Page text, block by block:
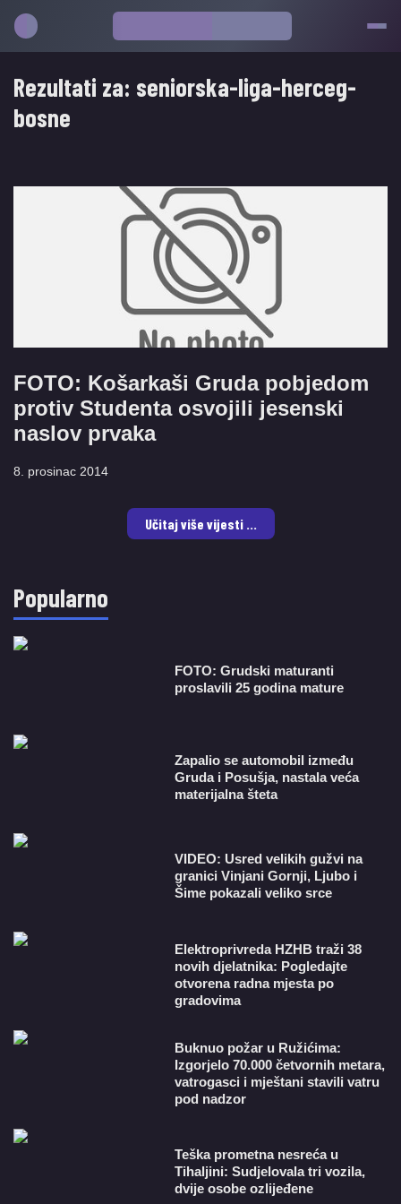
Rezultati za: seniorska-liga-herceg-
bosne
FOTO: Košarkaši Gruda pobjedom
protiv Studenta osvojili jesenski
naslov prvaka
8. prosinac 2014
Učitaj više vijesti ...
Popularno
FOTO: Grudski maturanti
proslavili 25 godina mature
Zapalio se automobil između
Gruda i Posušja, nastala veća
materijalna šteta
VIDEO: Usred velikih gužvi na
granici Vinjani Gornji, Ljubo i
Šime pokazali veliko srce
​Elektroprivreda HZHB traži 38
novih djelatnika: Pogledajte
otvorena radna mjesta po
gradovima
Buknuo požar u Ružićima:
Izgorjelo 70.000 četvornih metara,
vatrogasci i mještani stavili vatru
pod nadzor
Teška prometna nesreća u
Tihaljini: Sudjelovala tri vozila,
dvije osobe ozlijeđene